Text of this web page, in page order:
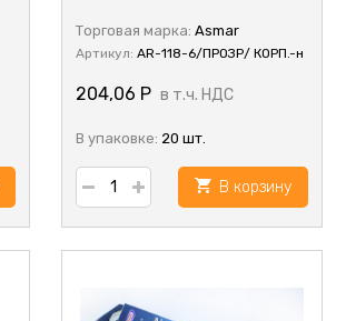
Торговая марка: Asmar
Артикул: AR-118-6/ПРОЗР/ КОРП.-н
204,06 Р в т.ч. НДС
В упаковке: 20 шт.
В корзину